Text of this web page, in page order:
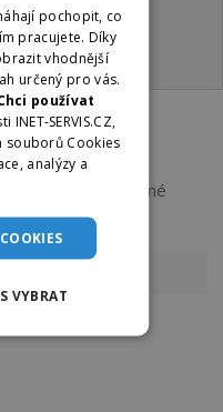
vystavuje 1 volné
evidujeme 1 volné
pochopit, co
pracujete. Díky
vhodnější
určený pro vás.
používat
SERVIS.CZ,
souborů Cookies
analýzy a
VYBRAT